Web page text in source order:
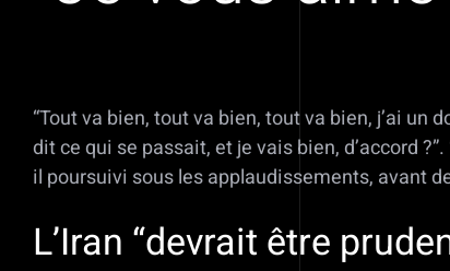
“Tout va bien, tout va bien, tout va bien, j’ai un
dit ce qui se passait, et je vais bien, d’accord
il poursuivi sous les applaudissements, avant
L’Iran “devrait être